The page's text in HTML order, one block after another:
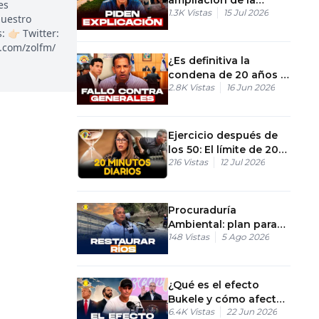
Twitter:
zolfm/
República de Colombia
1.3K Vistas 15 Jul 2026
¿Es definitiva la
condena de 20 años a
los generales en el
2.8K Vistas 16 Jun 2026
Ejercicio después de
los 50: El límite de 20
minutos diarios
216 Vistas 12 Jul 2026
Procuraduría
Ambiental: plan para
recuperar ríos
148 Vistas 5 Ago 2026
¿Qué es el efecto
Bukele y cómo afecta
a la política en
6.4K Vistas 22 Jun 2026